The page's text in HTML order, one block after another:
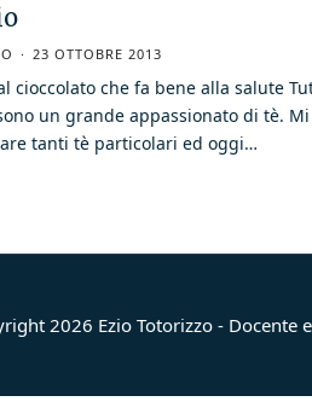
23 OTTOBRE 2013
cioccolato che fa bene alla salute
un grande appassionato di tè.
tanti tè particolari ed oggi…
2026 Ezio Totorizzo - Docente